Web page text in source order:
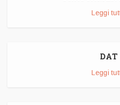
Leggi
DAT
Leggi